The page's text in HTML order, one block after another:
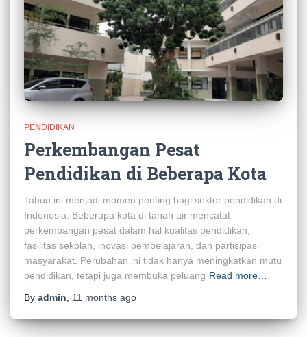
PENDIDIKAN
Perkembangan Pesat
Pendidikan di Beberapa Kota
Tahun ini menjadi momen penting bagi sektor pendidikan di
Indonesia. Beberapa kota di tanah air mencatat
perkembangan pesat dalam hal kualitas pendidikan,
fasilitas sekolah, inovasi pembelajaran, dan partisipasi
masyarakat. Perubahan ini tidak hanya meningkatkan mutu
pendidikan, tetapi juga membuka peluang Read more…
By admin 11 months ago